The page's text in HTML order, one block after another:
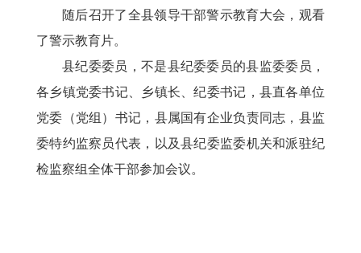
随后召开了全县领导干部警示教育大会，观看
了警示教育片。
县纪委委员，不是县纪委委员的县监委委员，
各乡镇党委书记、乡镇长、纪委书记，县直各单位
党委（党组）书记，县属国有企业负责同志，县监
委特约监察员代表，以及县纪委监委机关和派驻纪
检监察组全体干部参加会议。